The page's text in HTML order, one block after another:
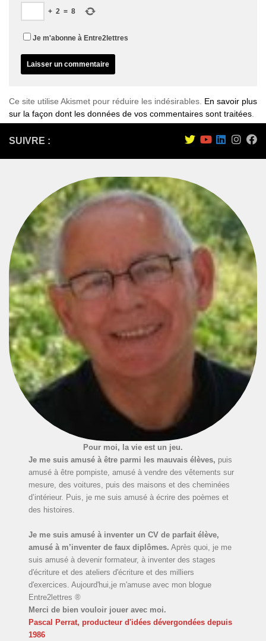
+ 2 = 8
Je m'abonne à Entre2lettres
Ce site utilise Akismet pour réduire les indésirables. En savoir plus
sur la façon dont les données de vos commentaires sont traitées
SUIVRE :
Pour moi, la vie est un jeu.
Je me suis amusé à être parmi les mauvais élèves, puis
amusé à être pompiste, amusé à vendre des vêtements sur
mesure, des voitures, puis des maisons et des cheminées
d’intérieur. Puis, je me suis amusé à écrire des poèmes et
des histoires.
Je me suis amusé à inventer un CV de parfait élève,
amusé à m’inventer de faux diplômes. Après quoi, je me
suis amusé à devenir formateur, à inventer des stages
d'écriture et des ateliers d'écriture et des milliers
d'exercices. Aujourd'hui,je m'amuse avec mon blogue
Entre2lettres ®
Merci de bien vouloir jouer avec moi.
Pascal Perrat, producteur d'idées dévergondées depuis
1986